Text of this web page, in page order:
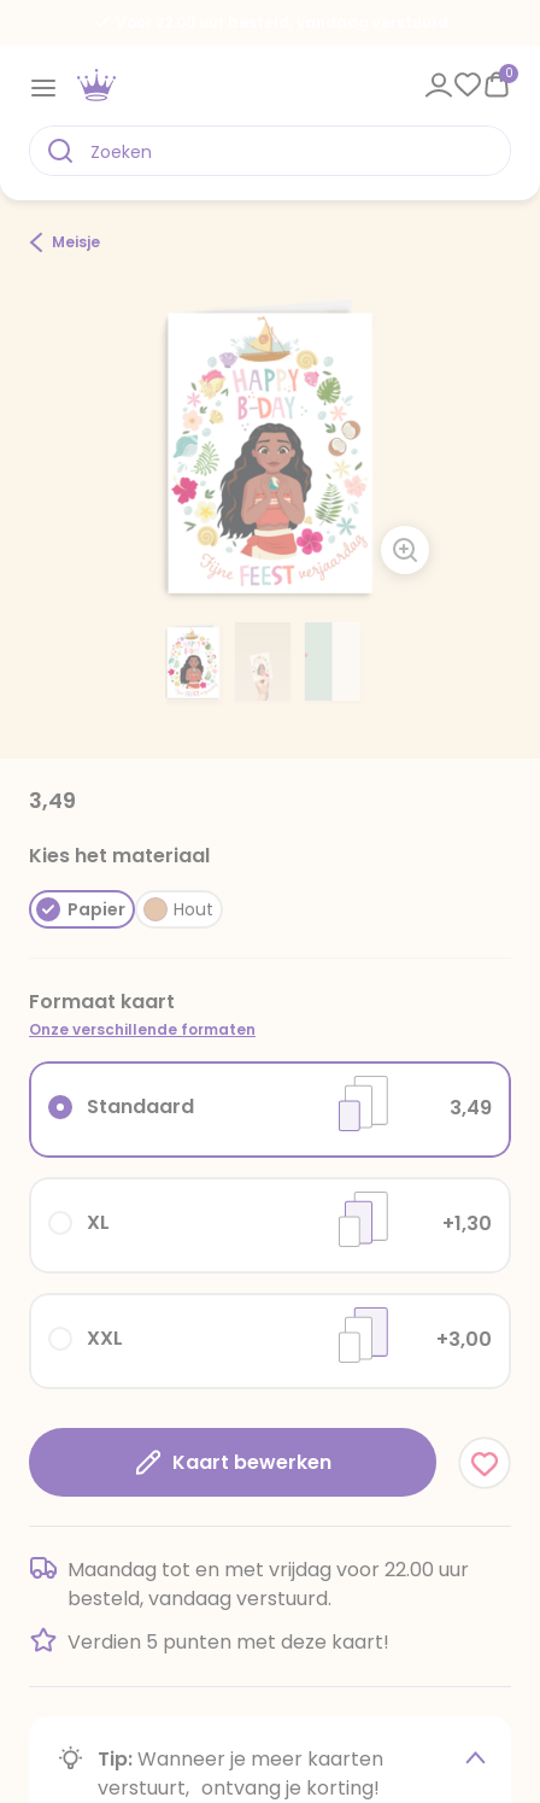
0
Meisje
3,49
Kies het materiaal
Papier Hout
Formaat kaart
Onze verschillende formaten
XXL +3,00
XL +1,30
Standaard 3,49
Kaart bewerken
Maandag tot en met vrijdag voor 22.00 uur
besteld, vandaag verstuurd.
Verdien 5 punten met deze kaart!
Tip:Wanneer je meer kaarten
verstuurt, ontvang je korting!